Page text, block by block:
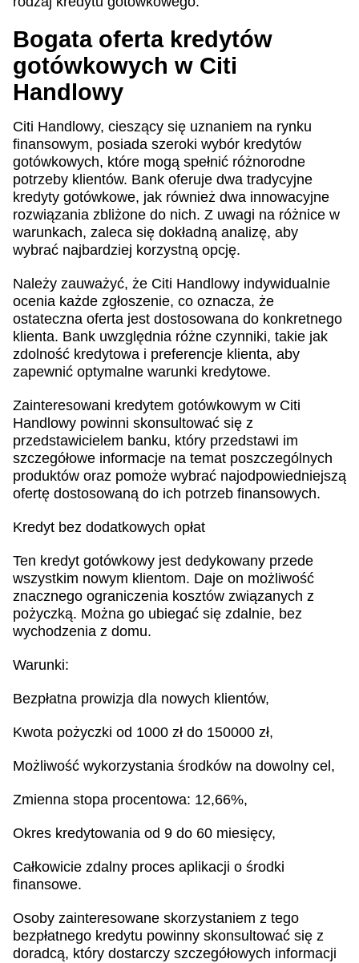
Bogata oferta kredytów
gotówkowych w Citi
Handlowy
Citi Handlowy, cieszący się uznaniem na rynku
finansowym, posiada szeroki wybór kredytów
gotówkowych, które mogą spełnić różnorodne
potrzeby klientów. Bank oferuje dwa tradycyjne
kredyty gotówkowe, jak również dwa innowacyjne
rozwiązania zbliżone do nich. Z uwagi na różnice w
warunkach, zaleca się dokładną analizę, aby
wybrać najbardziej korzystną opcję.
Należy zauważyć, że Citi Handlowy indywidualnie
ocenia każde zgłoszenie, co oznacza, że
ostateczna oferta jest dostosowana do konkretnego
klienta. Bank uwzględnia różne czynniki, takie jak
zdolność kredytowa i preferencje klienta, aby
zapewnić optymalne warunki kredytowe.
Zainteresowani kredytem gotówkowym w Citi
Handlowy powinni skonsultować się z
przedstawicielem banku, który przedstawi im
szczegółowe informacje na temat poszczególnych
produktów oraz pomoże wybrać najodpowiedniejszą
ofertę dostosowaną do ich potrzeb finansowych.
Kredyt bez dodatkowych opłat
Ten kredyt gotówkowy jest dedykowany przede
wszystkim nowym klientom. Daje on możliwość
znacznego ograniczenia kosztów związanych z
pożyczką. Można go ubiegać się zdalnie, bez
wychodzenia z domu.
Warunki:
Bezpłatna prowizja dla nowych klientów,
Kwota pożyczki od 1000 zł do 150000 zł,
Możliwość wykorzystania środków na dowolny cel,
Zmienna stopa procentowa: 12,66%,
Okres kredytowania od 9 do 60 miesięcy,
Całkowicie zdalny proces aplikacji o środki
finansowe.
Osoby zainteresowane skorzystaniem z tego
bezpłatnego kredytu powinny skonsultować się z
doradcą, który dostarczy szczegółowych informacji